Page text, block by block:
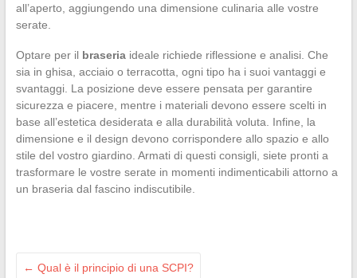
all’aperto, aggiungendo una dimensione culinaria alle vostre
serate.
Optare per il braseriaideale richiede riflessione e analisi. Che
sia in ghisa, acciaio o terracotta, ogni tipo ha i suoi vantaggi e
svantaggi. La posizione deve essere pensata per garantire
sicurezza e piacere, mentre i materiali devono essere scelti in
base all’estetica desiderata e alla durabilità voluta. Infine, la
dimensione e il design devono corrispondere allo spazio e allo
stile del vostro giardino. Armati di questi consigli, siete pronti a
trasformare le vostre serate in momenti indimenticabili attorno a
un braseria dal fascino indiscutibile.
← Qual è il principio di una SCPI?